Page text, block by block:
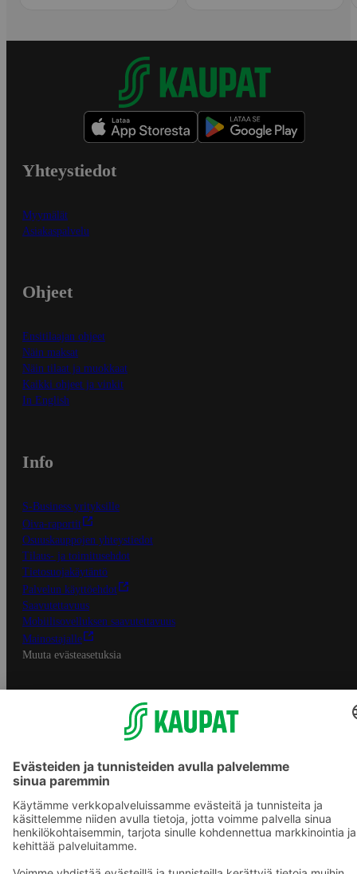
Yhteystiedot
Myymälät
Asiakaspalvelu
Ohjeet
Ensitilaajan ohjeet
Näin maksat
Näin tilaat ja muokkaat
Kaikki ohjeet ja vinkit
In English
Info
S-Business yrityksille
Oiva-raportit
Osuuskauppojen yhteystiedot
Tilaus- ja toimitusehdot
Tietosuojakäytäntö
Palvelun käyttöehdot
Saavutettavuus
Mobiilisovelluksen saavutettavuus
Mainostajalle
Muuta evästeasetuksia
S-ryhmän palvelut
S-ryhmä
Asiakasomistajuus
S-ostoslista -sovellus
Prisma.fi
Sokos.fi
S-Pankki